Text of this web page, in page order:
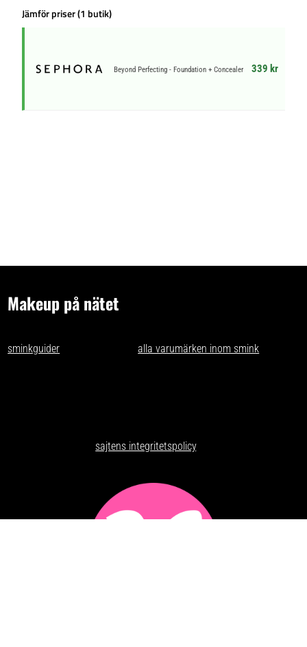
Jämför priser (1 butik)
Beyond Perfecting - Foundation + Concealer 339 kr
Makeup på nätet
sminkguider och listar nästanalla varumärken inom smink
sajtens integritetspolicy.